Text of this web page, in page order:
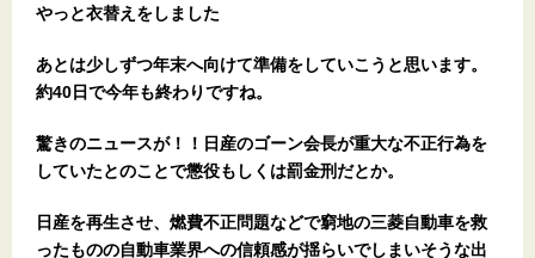
やっと衣替えをしました
あとは少しずつ年末へ向けて準備をしていこうと思います。
約40日で今年も終わりですね。
驚きのニュースが！！日産のゴーン会長が重大な不正行為を
していたとのことで懲役もしくは罰金刑だとか。
日産を再生させ、燃費不正問題などで窮地の三菱自動車を救
ったものの自動車業界への信頼感が揺らいでしまいそうな出